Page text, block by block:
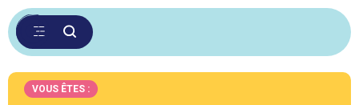
VOUS ÊTES :